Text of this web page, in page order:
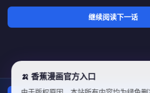
继续阅读下一话
🍌 香蕉漫画官方入口
由于版权原因，本站所有内容均为绿色